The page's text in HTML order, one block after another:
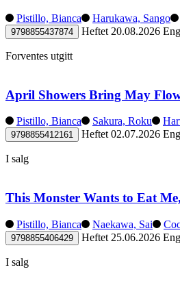
Pistillo, Bianca Harukawa, Sango
9798855437874 Heftet 20.08.2026
Forventes utgitt
April Showers Bring May
Pistillo, Bianca Sakura, Roku
9798855412161 Heftet 02.07.2026
I salg
This Monster Wants to Eat
Pistillo, Bianca Naekawa, Sai
9798855406429 Heftet 25.06.2026
I salg